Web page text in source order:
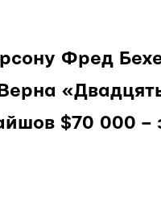
Фред
$70 000 –